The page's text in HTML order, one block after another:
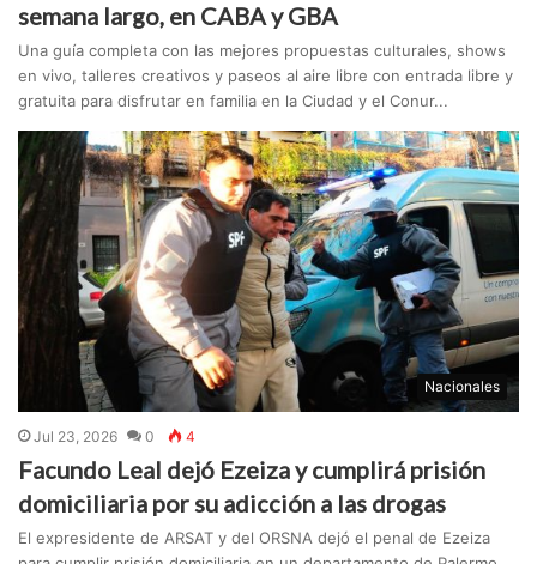
semana largo, en CABA y GBA
Una guía completa con las mejores propuestas culturales, shows
en vivo, talleres creativos y paseos al aire libre con entrada libre y
gratuita para disfrutar en familia en la Ciudad y el Conur...
Nacionales
Jul 23, 2026 0 4
Facundo Leal dejó Ezeiza y cumplirá prisión
domiciliaria por su adicción a las drogas
El expresidente de ARSAT y del ORSNA dejó el penal de Ezeiza